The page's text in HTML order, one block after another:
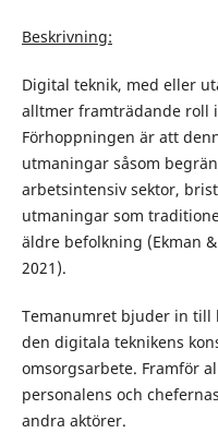
Beskrivning:
Digital teknik, med eller
alltmer framträdande roll
Förhoppningen är att
utmaningar såsom
arbetsintensiv sektor,
utmaningar som
äldre befolkning (Ekman
2021).
Temanumret bjuder in
den digitala teknikens
omsorgsarbete. Framför
personalens och
andra aktörer.